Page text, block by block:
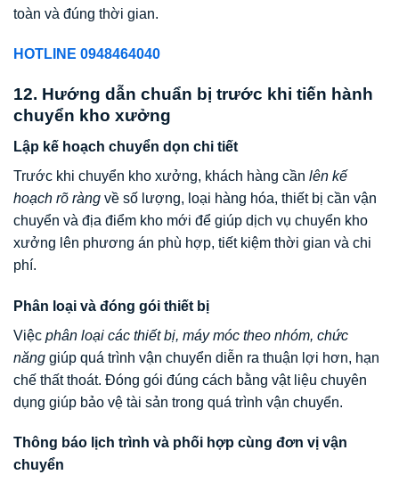
toàn và đúng thời gian.
HOTLINE 0948464040
12. Hướng dẫn chuẩn bị trước khi tiến hành
chuyển kho xưởng
Lập kế hoạch chuyển dọn chi tiết
Trước khi chuyển kho xưởng, khách hàng cần lên kế
hoạch rõ ràng về số lượng, loại hàng hóa, thiết bị cần vận
chuyển và địa điểm kho mới để giúp dịch vụ chuyển kho
xưởng lên phương án phù hợp, tiết kiệm thời gian và chi
phí.
Phân loại và đóng gói thiết bị
Việc phân loại các thiết bị, máy móc theo nhóm, chức
năng giúp quá trình vận chuyển diễn ra thuận lợi hơn, hạn
chế thất thoát. Đóng gói đúng cách bằng vật liệu chuyên
dụng giúp bảo vệ tài sản trong quá trình vận chuyển.
Thông báo lịch trình và phối hợp cùng đơn vị vận
chuyển